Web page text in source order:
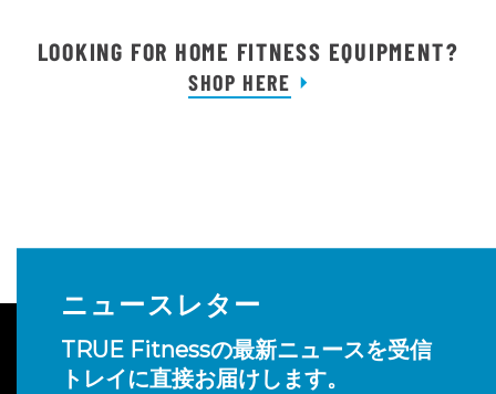
LOOKING FOR HOME FITNESS EQUIPMENT?
SHOP HERE
ニュースレター
TRUE Fitnessの最新ニュースを受信
トレイに直接お届けします。